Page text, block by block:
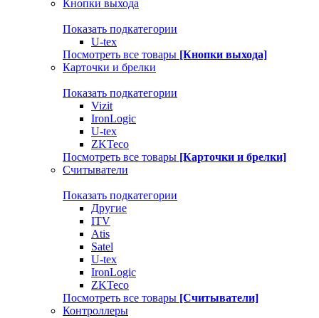
Кнопки выхода
Показать подкатегории
U-tex
Посмотреть все товары [Кнопки выхода]
Карточки и брелки
Показать подкатегории
Vizit
IronLogic
U-tex
ZKTeco
Посмотреть все товары [Карточки и брелки]
Считыватели
Показать подкатегории
Другие
ITV
Atis
Satel
U-tex
IronLogic
ZKTeco
Посмотреть все товары [Считыватели]
Контроллеры